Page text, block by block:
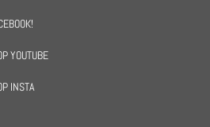
YOUTUBE
INSTA